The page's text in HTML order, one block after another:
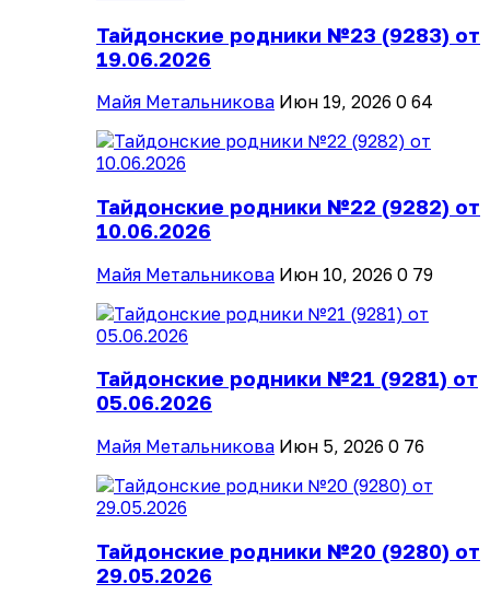
Тайдонские родники №23 (9283) от
19.06.2026
Майя Метальникова Июн 19, 2026 0 64
Тайдонские родники №22 (9282) от
10.06.2026
Майя Метальникова Июн 10, 2026 0 79
Тайдонские родники №21 (9281) от
05.06.2026
Майя Метальникова Июн 5, 2026 0 76
Тайдонские родники №20 (9280) от
29.05.2026